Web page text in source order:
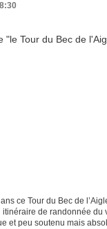
ce Tour du Bec de
de randonnée du
et peu soutenu mais